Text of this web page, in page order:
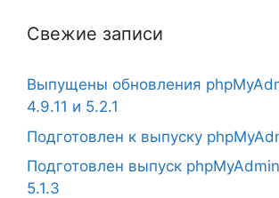
Свежие записи
Выпущены обновления
4.9.11 и 5.2.1
Подготовлен к выпуску
Подготовлен выпуск
5.1.3